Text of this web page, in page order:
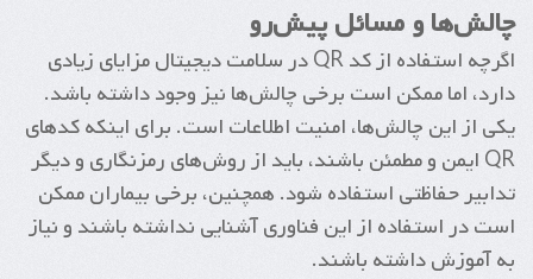
چالش‌ها و مسائل پیش‌رو
اگرچه استفاده از کد QR در سلامت دیجیتال مزایای زیادی
دارد، اما ممکن است برخی چالش‌ها نیز وجود داشته باشد.
یکی از این چالش‌ها، امنیت اطلاعات است. برای اینکه کدهای
QR ایمن و مطمئن باشند، باید از روش‌های رمزنگاری و دیگر
تدابیر حفاظتی استفاده شود. همچنین، برخی بیماران ممکن
است در استفاده از این فناوری آشنایی نداشته باشند و نیاز
به آموزش داشته باشند.